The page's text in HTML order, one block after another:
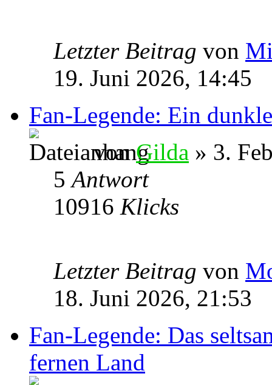
Letzter Beitrag von
19. Juni 2026, 14:45
Fan-Legende: Ein
vonGilda » 3.
5Antwort
10916 Klicks
Letzter Beitrag von
18. Juni 2026, 21:53
Fan-Legende: Das
fernen Land